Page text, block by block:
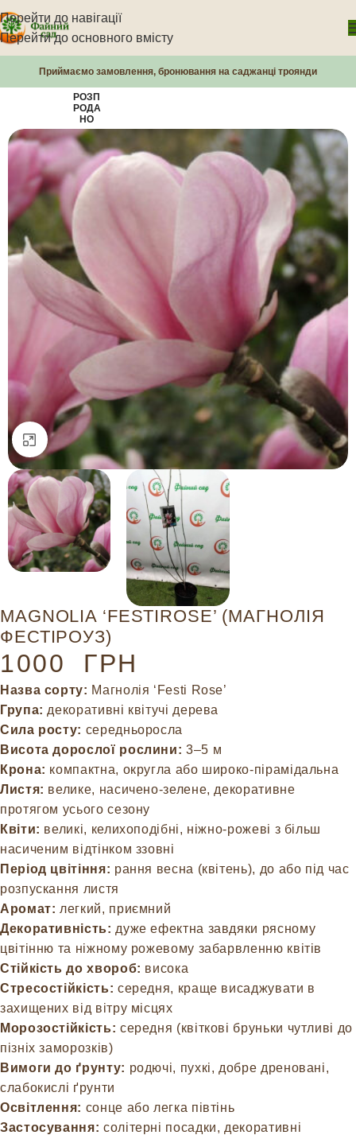
Перейти до навігації
Перейти до основного вмісту
Приймаємо замовлення, бронювання на саджанці троянди
РОЗП
РОДА
НО
Натисніть, щоб збільшити
MAGNOLIA ‘FESTIROSE’ (МАГНОЛІЯ
ФЕСТІРОУЗ)
1000 ГРН
Назва сорту: Магнолія ‘Festi Rose’
Група: декоративні квітучі дерева
Сила росту: середньоросла
Висота дорослої рослини: 3–5 м
Крона: компактна, округла або широко-пірамідальна
Листя: велике, насичено-зелене, декоративне
протягом усього сезону
Квіти: великі, келихоподібні, ніжно-рожеві з більш
насиченим відтінком ззовні
Період цвітіння: рання весна (квітень), до або під час
розпускання листя
Аромат: легкий, приємний
Декоративність: дуже ефектна завдяки рясному
цвітінню та ніжному рожевому забарвленню квітів
Стійкість до хвороб: висока
Стресостійкість: середня, краще висаджувати в
захищених від вітру місцях
Морозостійкість: середня (квіткові бруньки чутливі до
пізніх заморозків)
Вимоги до ґрунту: родючі, пухкі, добре дреновані,
слабокислі ґрунти
Освітлення: сонце або легка півтінь
Застосування: солітерні посадки, декоративні